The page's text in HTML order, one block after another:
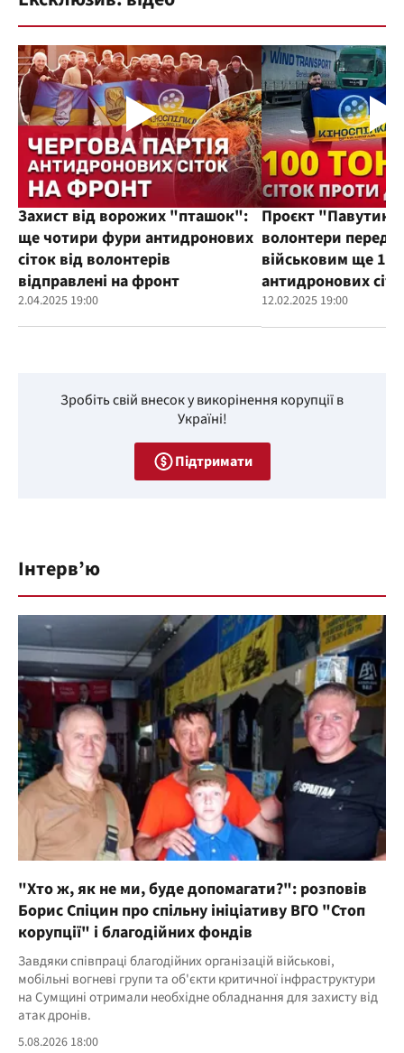
Захист від ворожих "пташок":
ще чотири фури антидронових
сіток від волонтерів
відправлені на фронт
2.04.2025 19:00
Проєкт
волонтери
військовим ще
антидронових
12.02.2025 19:00
Зробіть свій внесок у викорінення корупції в
Україні!
Підтримати
Інтерв’ю
"Хто ж, як не ми, буде допомагати?": розповів
Борис Спіцин про спільну ініціативу ВГО "Стоп
корупції" і благодійних фондів
Завдяки співпраці благодійних організацій військові,
мобільні вогневі групи та об'єкти критичної інфраструктури
на Сумщині отримали необхідне обладнання для захисту від
атак дронів.
5.08.2026 18:00